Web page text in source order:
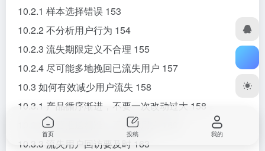
10.2.1 样本选择错误 153
10.2.2 不分析用户行为 154
10.2.3 流失期限定义不合理 155
10.2.4 尽可能多地挽回已流失用户 157
10.3 如何有效减少用户流失 158
10.3.1 产品循序渐进，不要一次改动过大 158
10.3.2 运营推送精准，不打扰用户 160
10.3.3 流失用户回访要及时 163
首页 投稿 我的